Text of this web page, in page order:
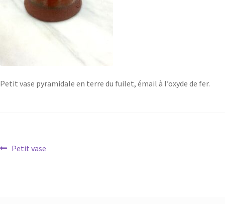
Petit vase pyramidale en terre du fuilet, émail à l’oxyde de fer.
Petit vase